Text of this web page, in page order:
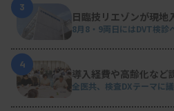
3
日臨技リエゾンが現地
8月8・9両日にはDVT検診
4
導入経費や高齢化など
全医共、検査DXテーマに